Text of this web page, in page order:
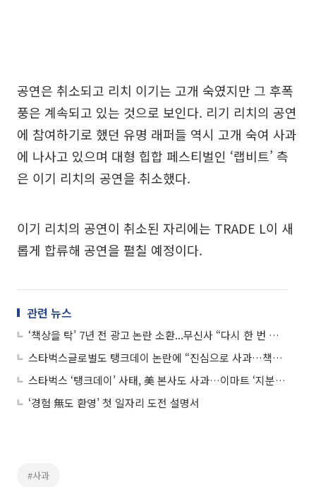
공연은 취소되고 리치 이기는 고개 숙였지만 그 후폭
풍은 계속되고 있는 것으로 보인다. 리기 리치의 공연
에 참여하기로 했던 유명 래퍼들 역시 고개 숙여 사과
에 나사고 있으며 대형 힙합 페스티벌인 ‘랩비트’ 측
은 이기 리치의 공연을 취소했다.
이기 리치의 공연이 취소된 자리에는 TRADE L이 새
롭게 합류해 공연을 펼칠 예정이다.
관련 뉴스
‘책상을 탁’ 7년 전 광고 논란 소환...무신사 “다시 한 번 깊이 사과”
스타벅스글로벌도 탱크데이 논란에 “진심으로 사과…책임 규명·조사 착수”
스타벅스 ‘탱크데이’ 사태, 美 본사도 사과…이마트 ‘지분 계약’ 흔들리나
‘경험 無도 환영’ 첫 일자리 도전 설명서
#사과